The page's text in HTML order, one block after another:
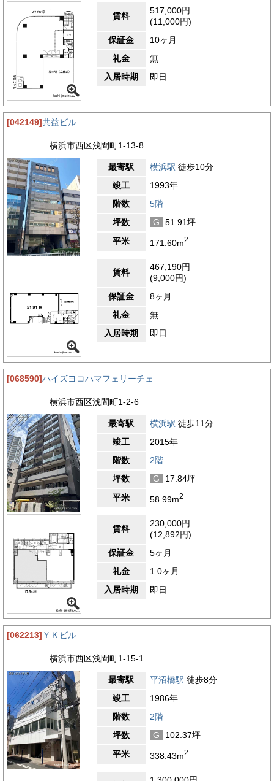
賃料
517,000円
(11,000円)
保証金
10ヶ月
礼金
無
入居時期
即日
[042149]共益ビル
横浜市西区浅間町1-13-8
最寄駅 横浜駅 徒歩10分
竣工
1993年
階数
5階
坪数
G
51.91坪
平米
171.60m2
賃料
467,190円
(9,000円)
保証金
8ヶ月
礼金
無
入居時期
即日
[068590]ハイズヨコハマフェリーチェ
横浜市西区浅間町1-2-6
最寄駅 横浜駅 徒歩11分
竣工
2015年
階数
2階
坪数
G
17.84坪
平米
58.99m2
賃料
230,000円
(12,892円)
保証金
5ヶ月
礼金
1.0ヶ月
入居時期
即日
[062213] ＹＫビル
横浜市西区浅間町1-15-1
最寄駅 平沼橋駅 徒歩8分
竣工
1986年
階数
2階
坪数
G
102.37坪
平米
338.43m2